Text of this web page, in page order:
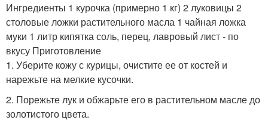
Ингредиенты 1 курочка (примерно 1 кг) 2 луковицы 2
столовые ложки растительного масла 1 чайная ложка
муки 1 литр кипятка соль, перец, лавровый лист - по
вкусу Приготовление
1. Уберите кожу с курицы, очистите ее от костей и
нарежьте на мелкие кусочки.
2. Порежьте лук и обжарьте его в растительном масле до
золотистого цвета.